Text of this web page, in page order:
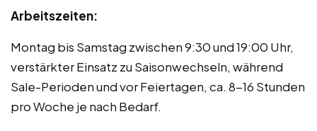
Arbeitszeiten:
Montag bis Samstag zwischen 9:30 und 19:00 Uhr,
verstärkter Einsatz zu Saisonwechseln, während
Sale-Perioden und vor Feiertagen, ca. 8-16 Stunden
pro Woche je nach Bedarf.